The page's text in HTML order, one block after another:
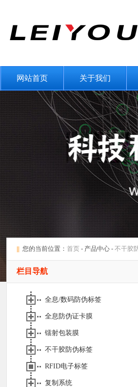
网站首页 关于我们
|| 您的当前位置： 首页- 产品中心 - 不干胶
栏目导航
全息/数码防伪标签
全息防伪证卡膜
镭射包装膜
不干胶防伪标签
RFID电子标签
复制系统